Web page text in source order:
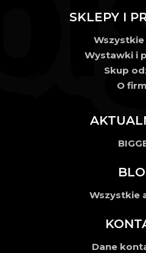
SKLEPY I
Wystawki i
Skup
O
Wszystkie
Dane